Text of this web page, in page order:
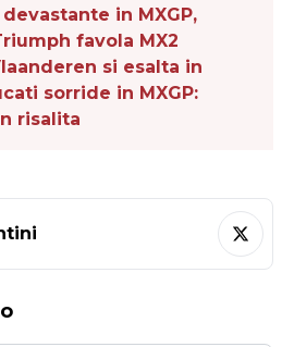
in MXGP,
favola MX2
si esalta in
sorride in MXGP:
risalita